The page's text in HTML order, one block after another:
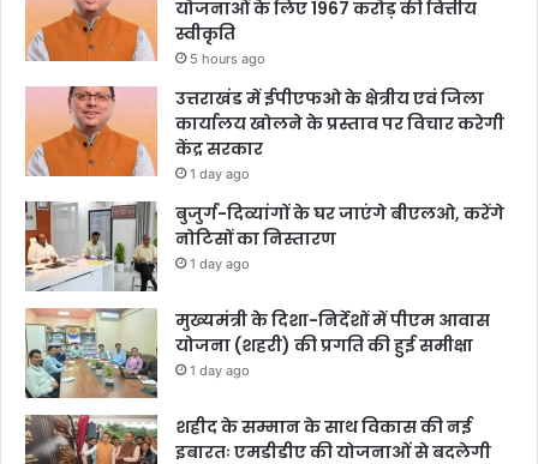
योजनाओं के लिए 1967 करोड़ की वित्तीय
स्वीकृति
5 hours ago
उत्तराखंड में ईपीएफओ के क्षेत्रीय एवं जिला
कार्यालय खोलने के प्रस्ताव पर विचार करेगी
केंद्र सरकार
1 day ago
बुजुर्ग-दिव्यांगों के घर जाएंगे बीएलओ, करेंगे
नोटिसों का निस्तारण
1 day ago
मुख्यमंत्री के दिशा-निर्देशों में पीएम आवास
योजना (शहरी) की प्रगति की हुई समीक्षा
1 day ago
शहीद के सम्मान के साथ विकास की नई
इबारतः एमडीडीए की योजनाओं से बदलेगी